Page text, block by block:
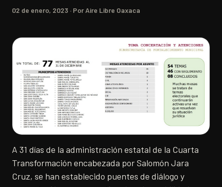
02 de enero, 2023 · Por Aire Libre Oaxaca
A 31 días de la administración estatal de la Cuarta
Transformación encabezada por Salomón Jara
Cruz, se han establecido puentes de diálogo y